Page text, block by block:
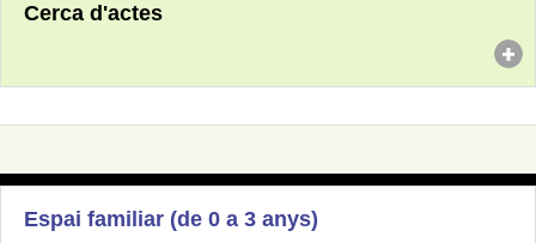
Cerca d'actes
Espai familiar (de 0 a 3 anys)